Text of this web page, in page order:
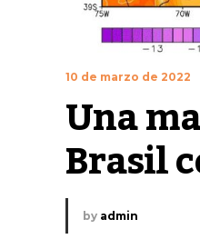
10 de marzo de 2022
Una
Brasil
by admin